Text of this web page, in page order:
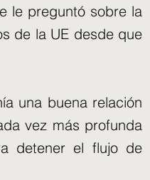
le preguntó sobre la
de la UE desde que
una buena relación
vez más profunda
detener el flujo de